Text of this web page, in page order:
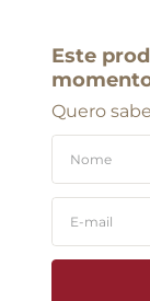
Este
Quero